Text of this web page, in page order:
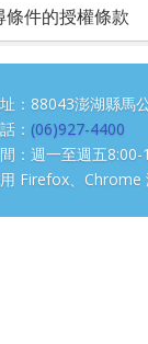
件的授權條款
：88043澎湖縣
： (06)927-4400
間：週一至週五
Firefox、Chrome